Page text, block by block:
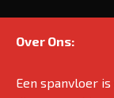
Over Ons:
Een spanvloer